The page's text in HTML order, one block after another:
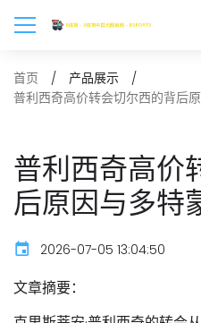
首页
产品展示
普利西奇高价转会切尔西的背后
普利西奇高价
后原因与多特
2026-07-05 13:04:50
文章摘要：